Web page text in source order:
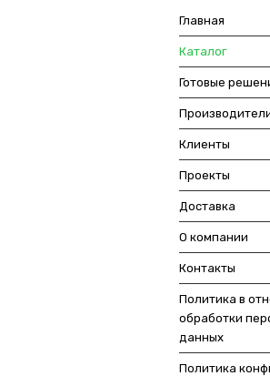
Главная
Каталог
Готовые
Клиенты
Проекты
Доставка
О компании
Контакты
Политика в
обработки
данных
Политика